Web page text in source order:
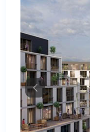
Previous